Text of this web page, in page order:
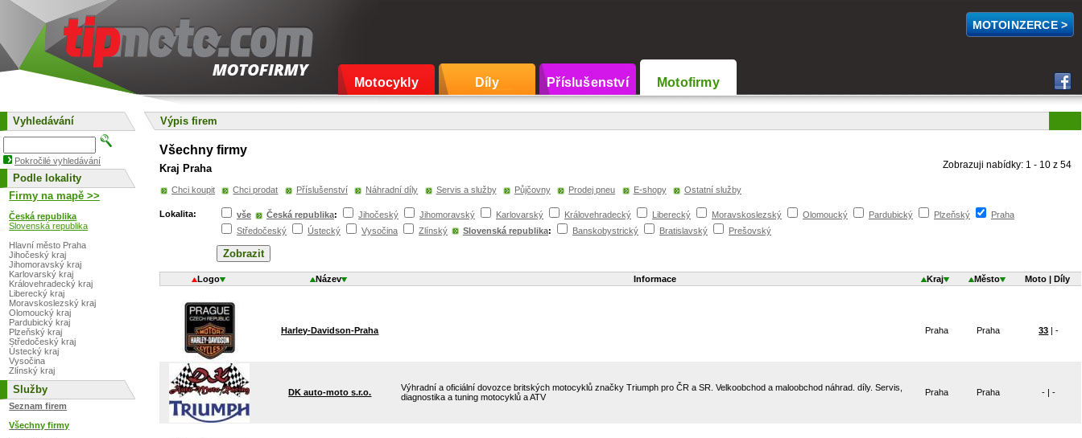
Motocykly Díly Příslušenství Motofirmy
MOTOINZERCE >
Výpis firem
Všechny firmy
Kraj Praha Zobrazuji nabídky: 1 - 10 z 54
Chci koupit Chci prodat Příslušenství Náhradní díly Servis a služby Půjčovny Prodej pneu E-shopy Ostatní služby
Lokalita: vše Česká republika: Jihočeský Jihomoravský Karlovarský Královehradecký Liberecký Moravskoslezský Olomoucký Pardubický Plzeňský
Praha
Středočeský
Ústecký Vysočina Zlínský Slovenská republika: Banskobystrický Bratislavský Prešovský
Logo Název Informace Kraj Město Moto | Díly
Harley-Davidson-Praha Praha Praha 33 | -
DK auto-moto s.r.o.
Výhradní a oficiální dovozce britských motocyklů značky Triumph pro ČR a SR. Velkoobchod a maloobchod náhrad. díly. Servis,
diagnostika a tuning motocyklů a ATV
Praha Praha - | -
Vyhledávání
Pokročilé vyhledávání
Podle lokality
Firmy na mapě >>
Česká republika
Slovenská republika
Hlavní město Praha
Jihočeský kraj
Jihomoravský kraj
Karlovarský kraj
Královehradecký kraj
Liberecký kraj
Moravskoslezský kraj
Olomoucký kraj
Pardubický kraj
Plzeňský kraj
Středočeský kraj
Ústecký kraj
Vysočina
Zlínský kraj
Služby
Seznam firem
Všechny firmy